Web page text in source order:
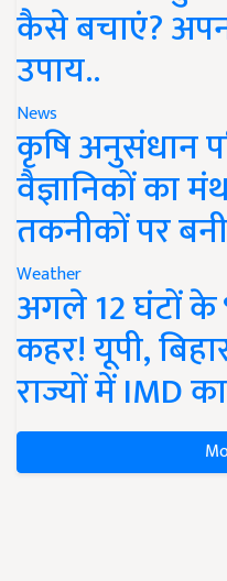
कैसे बचाएं?
उपाय..
News
कृषि अनुसंधान
वैज्ञानिकों का
तकनीकों पर
Weather
अगले 12 घंटों के
कहर! यूपी,
राज्यों में IMD